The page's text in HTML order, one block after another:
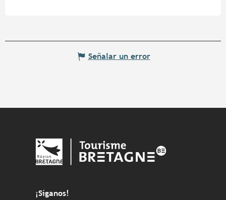
Señalar un error
¡Síganos!